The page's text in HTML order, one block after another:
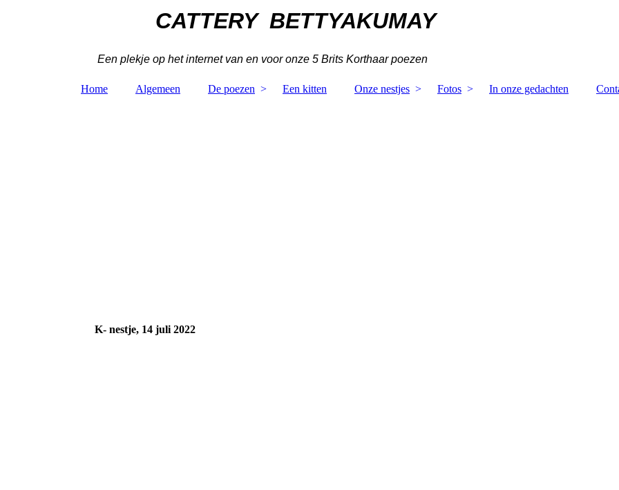
CATTERY BETTYAKUMAY
Een plekje op het internet van en voor onze 5 Brits Korthaar poezen
Home Algemeen De poezen Een kitten Onze nestjes Fotos In onze gedachten
K- nestje, 14 juli 2022